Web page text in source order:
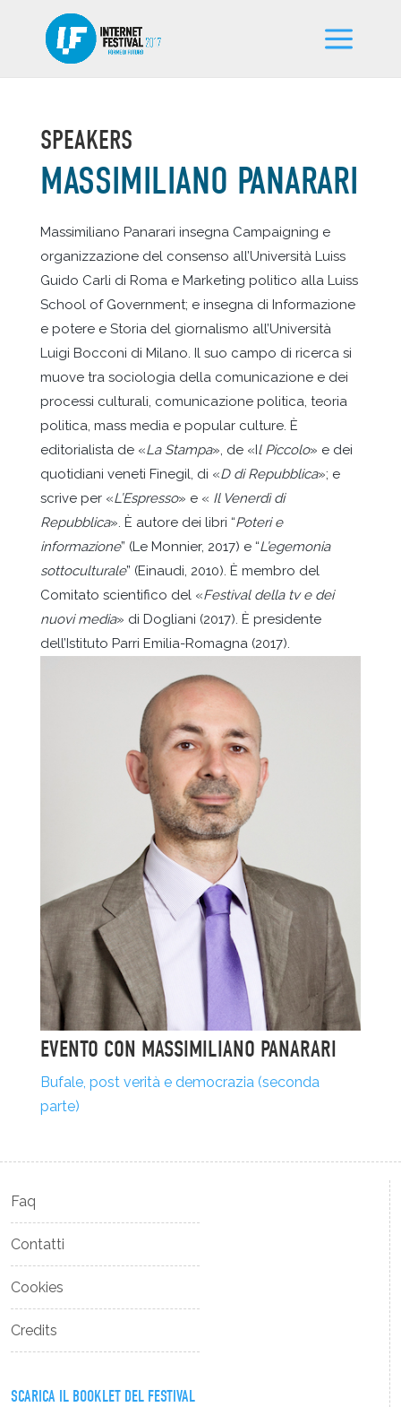
SPEAKERS
MASSIMILIANO PANARARI
Massimiliano Panarari insegna Campaigning e
organizzazione del consenso all’Università Luiss
Guido Carli di Roma e Marketing politico alla Luiss
School of Government; e insegna di Informazione
e potere e Storia del giornalismo all’Università
Luigi Bocconi di Milano. Il suo campo di ricerca si
muove tra sociologia della comunicazione e dei
processi culturali, comunicazione politica, teoria
politica, mass media e popular culture. È
editorialista de «La Stampa», de «Il Piccolo» e dei
quotidiani veneti Finegil, di «D di Repubblica»; e
scrive per «L’Espresso» e « Il Venerdì di
Repubblica». È autore dei libri “Poteri e
informazione” (Le Monnier, 2017) e “L’egemonia
sottoculturale” (Einaudi, 2010). È membro del
Comitato scientifico del «Festival della tv e dei
nuovi media» di Dogliani (2017). È presidente
dell’Istituto Parri Emilia-Romagna (2017).
EVENTO CON MASSIMILIANO PANARARI
Bufale, post verità e democrazia (seconda
parte)
Faq
Contatti
Cookies
Credits
SCARICA IL BOOKLET DEL FESTIVAL